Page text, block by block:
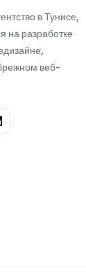
в Тунисе,
на разработке
веб-